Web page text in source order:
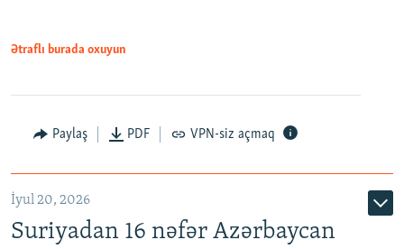
Auto
Ətraflı burada oxuyun
Paylaş PDF VPN-siz açmaq
İyul 20, 2026
Suriyadan 16 nəfər Azərbaycan